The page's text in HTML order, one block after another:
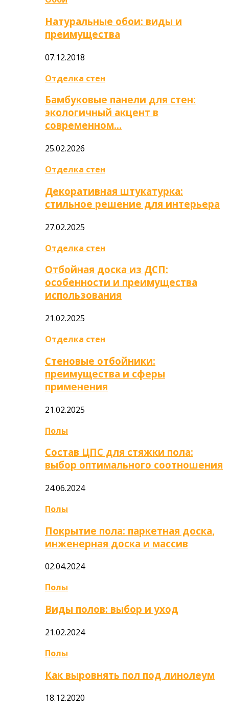
Натуральные обои: виды и
преимущества
07.12.2018
Отделка стен
Бамбуковые панели для стен:
экологичный акцент в
современном…
25.02.2026
Отделка стен
Декоративная штукатурка:
стильное решение для интерьера
27.02.2025
Отделка стен
Отбойная доска из ДСП:
особенности и преимущества
использования
21.02.2025
Отделка стен
Стеновые отбойники:
преимущества и сферы
применения
21.02.2025
Полы
Состав ЦПС для стяжки пола:
выбор оптимального соотношения
24.06.2024
Полы
Покрытие пола: паркетная доска,
инженерная доска и массив
02.04.2024
Полы
Виды полов: выбор и уход
21.02.2024
Полы
Как выровнять пол под линолеум
18.12.2020